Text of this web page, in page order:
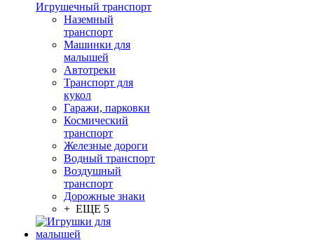
Игрушечный транспорт
Наземный
транспорт
Машинки для
малышей
Автотреки
Транспорт для
кукол
Гаражи, парковки
Космический
транспорт
Железные дороги
Водный транспорт
Воздушный
транспорт
Дорожные знаки
+ ЕЩЕ 5